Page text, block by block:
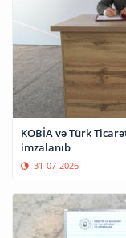
KOBİA və Türk
imzalanıb
31-07-2026